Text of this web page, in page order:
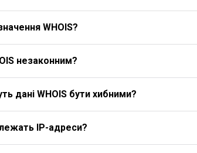
WHOIS?
незаконним?
дані WHOIS бути хибними?
IP-адреси?